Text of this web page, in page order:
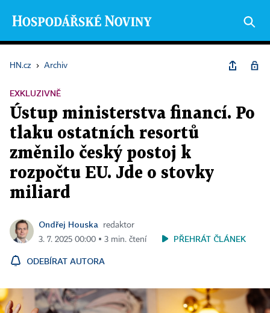
HN.cz › Archiv
EXKLUZIVNĚ
Ústup ministerstva financí. Po
tlaku ostatních resortů
změnilo český postoj k
rozpočtu EU. Jde o stovky
miliard
Ondřej Houska
redaktor
3. 7. 2025 00:00 ▪ 3 min. čtení
PŘEHRÁT ČLÁNEK
ODEBÍRAT AUTORA